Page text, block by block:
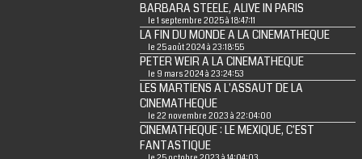
BARBARA STEELE, ALIVE IN PARIS
le 1 septembre 2025 à 18:47:11
LA FIN DU MONDE A LA CINEMATHEQUE
le 25 août 2024 à 23:18:55
PETER WEIR A LA CINEMATHEQUE
le 9 mars 2024 à 23:24:53
LES MARTIENS A L'ASSAUT DE LA
CINEMATHEQUE
le 22 novembre 2023 à 22:04:00
CINEMATHEQUE : LE MEXIQUE, C'EST
FANTASTIQUE